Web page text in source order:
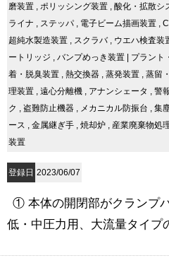
磨装置
ポリッシング装置 酸化・拡散シ
ライナ
ステッパ 電子ビーム描画装置
超純水製造装置
スクラバ, ウエハ検査装
ートリッジ
バンプめっき装置 | プラント
着・脱臭装置
熱交換器 蒸発装置 蒸留
理装置
遠心分離機 アナンシェータ 警
ク
盗難防止機器 メカニカル防振台 集
ース
金属継ぎ手 焼却炉 産業廃棄物処
装置
登録日 2023/06/07
① 本体の開閉部がクランプ
低・中圧力用、大流量タイ